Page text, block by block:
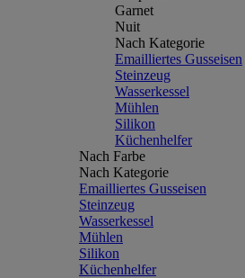
Garnet
Nuit
Nach Kategorie
Emailliertes Gusseisen
Steinzeug
Wasserkessel
Mühlen
Silikon
Küchenhelfer
Nach Farbe
Nach Kategorie
Emailliertes Gusseisen
Steinzeug
Wasserkessel
Mühlen
Silikon
Küchenhelfer